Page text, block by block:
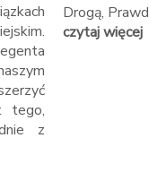
tego,
z
Drogą,
czytaj więcej